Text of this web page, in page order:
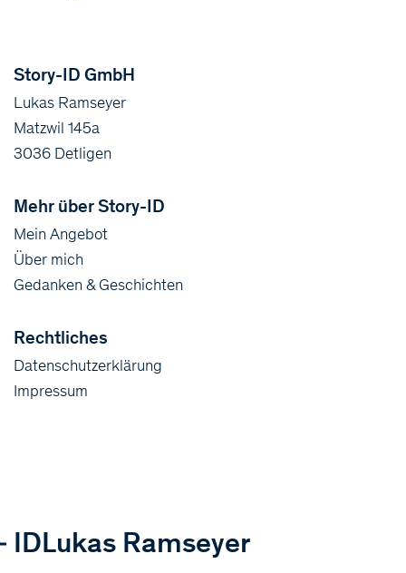
Story-ID GmbH
Lukas Ramseyer
Matzwil 145a
3036 Detligen
Mehr über Story-ID
Mein Angebot
Über mich
Gedanken & Geschichten
Rechtliches
Datenschutzerklärung
Impressum
IDLukas Ramseyer